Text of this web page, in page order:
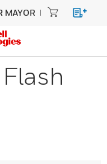
MAYOR